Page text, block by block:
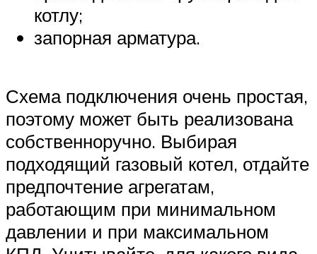
котлу;
запорная арматура.
Схема подключения очень простая,
поэтому может быть реализована
собственноручно. Выбирая
подходящий газовый котел, отдайте
предпочтение агрегатам,
работающим при минимальном
давлении и при максимальном